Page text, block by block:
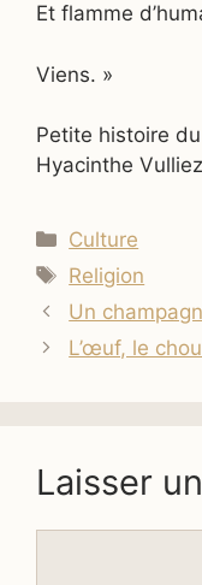
Et flamme
Viens. »
Petite histoire
Hyacinthe
Catégories
Culture
Étiquettes
Religion
Un
L’œuf, le
Laisser